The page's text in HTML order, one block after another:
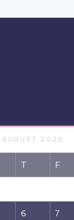
AUGUST 2026
T F
6 7